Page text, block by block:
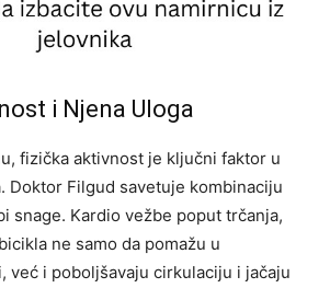
i Njena Uloga
fizička aktivnost je ključni faktor u
Doktor Filgud savetuje kombinaciju
snage. Kardio vežbe poput trčanja,
ne samo da pomažu u
već i poboljšavaju cirkulaciju i jačaju